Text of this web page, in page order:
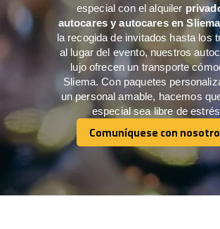
especial con el alquiler
autocares y autocares en Sliema
la recogida de invitados hasta los
al lugar del evento, nuestros
lujo ofrecen un transporte
Sliema. Con paquetes
un personal amable, hacemos
especial sea libre de
Comuníquese con
Comuníquese con